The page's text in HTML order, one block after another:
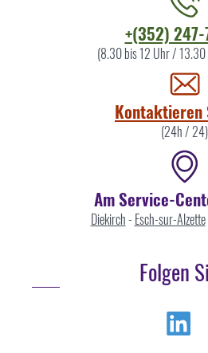
+(352) 247-
(8.30 bis 12 Uhr /
Kontaktieren
(24h / 24)
Am Service-
Diekirch- Esch-sur-Alzette
Folgen